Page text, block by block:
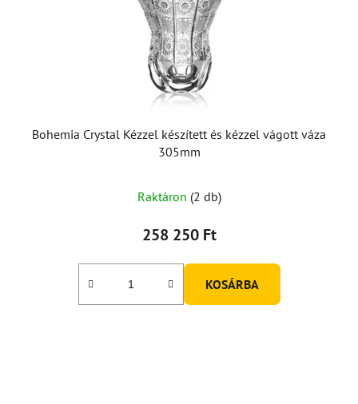
Bohemia Crystal Kézzel készített és kézzel vágott váza
305mm
Raktáron (2 db)
258 250 Ft
KOSÁRBA